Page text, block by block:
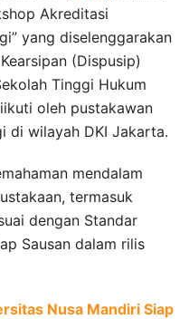
Akreditasi
yang diselenggarakan
(Dispusip)
Tinggi Hukum
oleh pustakawan
di wilayah DKI Jakarta.
mendalam
termasuk
dengan Standar
Sausan dalam rilis
Nusa Mandiri Siap